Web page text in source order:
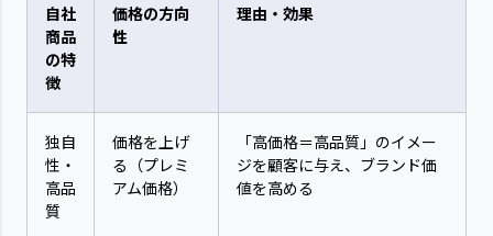
自社
商品
の特
徴
価格の方向
性
理由・効果
独自
性・
高品
質
価格を上げ
る（プレミ
アム価格）
「高価格＝高品質」のイメー
ジを顧客に与え、ブランド価
値を高める